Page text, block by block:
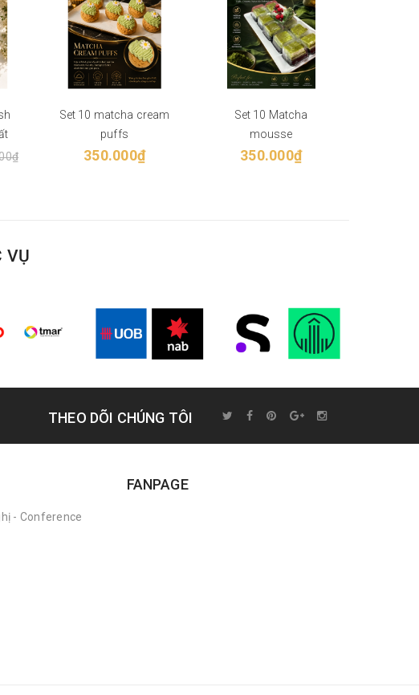
Set 10 matcha cream
puffs
350.000₫
Set 10 Matcha
mousse
350.000₫
VỤ
THEO DÕI CHÚNG TÔI
- Conference
FANPAGE